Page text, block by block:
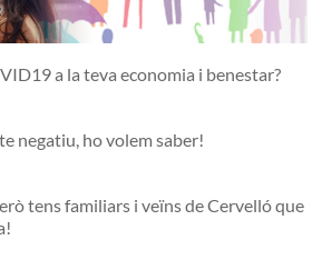
a la teva economia i benestar?
negatiu, ho volem saber!
tens familiars i veïns de Cervelló que